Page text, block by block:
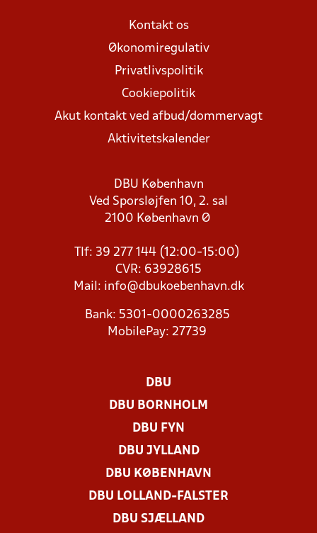
Kontakt os
Økonomiregulativ
Privatlivspolitik
Cookiepolitik
Akut kontakt ved afbud/dommervagt
Aktivitetskalender
DBU København
Ved Sporsløjfen 10, 2. sal
2100 København Ø
Tlf: 39 277 144 (12:00-15:00)
CVR: 63928615
Mail: info@dbukoebenhavn.dk
Bank: 5301-0000263285
MobilePay: 27739
DBU
DBU BORNHOLM
DBU FYN
DBU JYLLAND
DBU KØBENHAVN
DBU LOLLAND-FALSTER
DBU SJÆLLAND